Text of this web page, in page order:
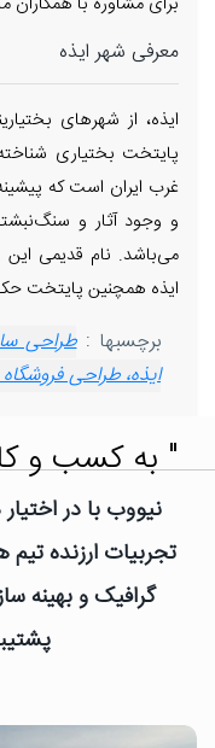
معرفی شهر ایذه
ایذه، از شهرهای
پایتخت بختیاری
غرب ایران است که
و وجود آثار و
می‌باشد. نام قدیمی این
ایذه همچنین پایتخت
برچسبها :طراحی
ایذه، طراحی فروشگاه
" به کسب و
نیووب با در
تجربیات ارزنده تیم
گرافیک و بهینه